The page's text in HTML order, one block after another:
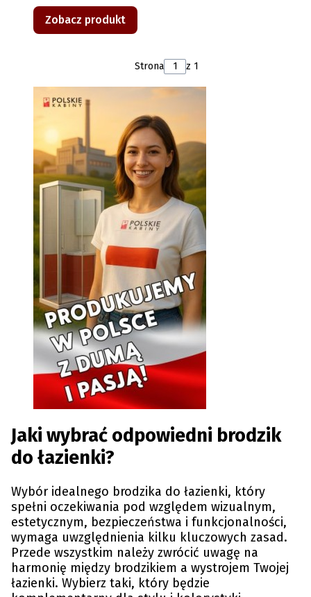
Zobacz produkt
Strona z 1
Jaki wybrać odpowiedni brodzik
do łazienki?
Wybór idealnego brodzika do łazienki, który
spełni oczekiwania pod względem wizualnym,
estetycznym, bezpieczeństwa i funkcjonalności,
wymaga uwzględnienia kilku kluczowych zasad.
Przede wszystkim należy zwrócić uwagę na
harmonię między brodzikiem a wystrojem Twojej
łazienki. Wybierz taki, który będzie